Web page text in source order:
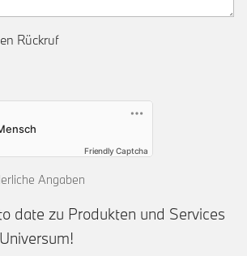
Rückruf
Friendly Captcha
Angaben
date zu Produkten und Services